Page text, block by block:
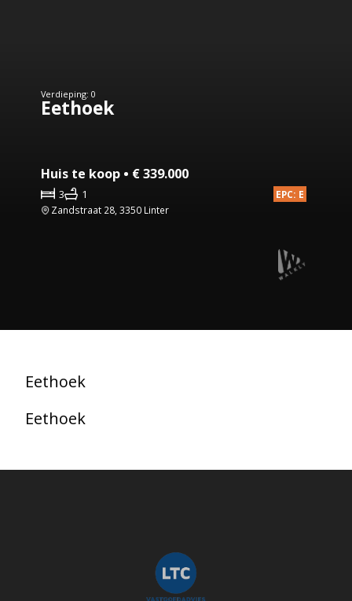
Verdieping: 0
Eethoek
Huis te koop • € 339.000
3 1
EPC: E
Zandstraat 28, 3350 Linter
Eethoek
Eethoek